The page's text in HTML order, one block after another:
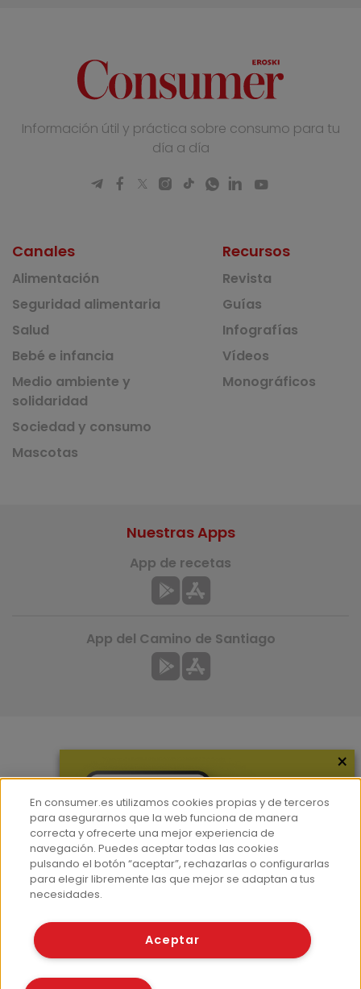
Información útil y práctica sobre consumo para tu
día a día
Canales
Alimentación
Seguridad alimentaria
Salud
Bebé e infancia
Medio ambiente y
solidaridad
Sociedad y consumo
Mascotas
Recursos
Revista
Guías
Infografías
Vídeos
Monográficos
Hemeroteca
Contacto
Prensa
Corpus Lingüístico Consumer
Nuestras Apps
App de recetas
App del Camino de Santiago
© Fundación EROSKI
Políticas de cookies
×
En consumer.es utilizamos cookies propias y de terceros
para asegurarnos que la web funciona de manera
correcta y ofrecerte una mejor experiencia de
navegación. Puedes aceptar todas las cookies
pulsando el botón “aceptar”, rechazarlas o configurarlas
para elegir libremente las que mejor se adaptan a tus
necesidades.
Aceptar